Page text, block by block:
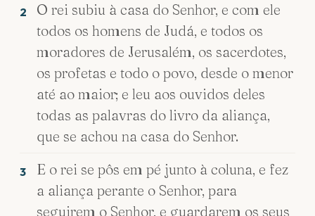
2
O rei subiu à casa do Senhor, e com ele
todos os homens de Judá, e todos os
moradores de Jerusalém, os sacerdotes,
os profetas e todo o povo, desde o menor
até ao maior; e leu aos ouvidos deles
todas as palavras do livro da aliança,
que se achou na casa do Senhor.
3
E o rei se pôs em pé junto à coluna, e fez
a aliança perante o Senhor, para
seguirem o Senhor, e guardarem os seus